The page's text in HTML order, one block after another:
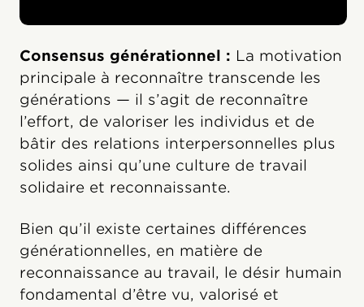
Consensus générationnel : La motivation
principale à reconnaître transcende les
générations — il s’agit de reconnaître
l’effort, de valoriser les individus et de
bâtir des relations interpersonnelles plus
solides ainsi qu’une culture de travail
solidaire et reconnaissante.
Bien qu’il existe certaines différences
générationnelles, en matière de
reconnaissance au travail, le désir humain
fondamental d’être vu, valorisé et